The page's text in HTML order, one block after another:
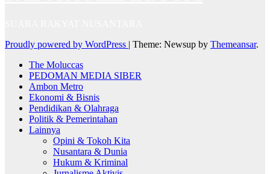
Proudly powered by WordPress | Theme: Newsup by Themeansar.
The Moluccas
PEDOMAN MEDIA SIBER
Ambon Metro
Ekonomi & Bisnis
Pendidikan & Olahraga
Politik & Pemerintahan
Lainnya
Opini & Tokoh Kita
Nusantara & Dunia
Hukum & Kriminal